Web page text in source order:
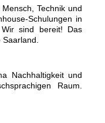
Technik und
Schulungen in
Wir sind bereit! Das
Nachhaltigkeit und
Raum.